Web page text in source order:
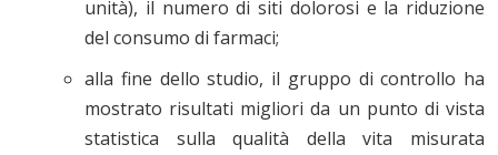
unità), il numero di siti dolorosi e la riduzione
del consumo di farmaci;
alla fine dello studio, il gruppo di controllo ha
mostrato risultati migliori da un punto di vista
statistica sulla qualità della vita misurata